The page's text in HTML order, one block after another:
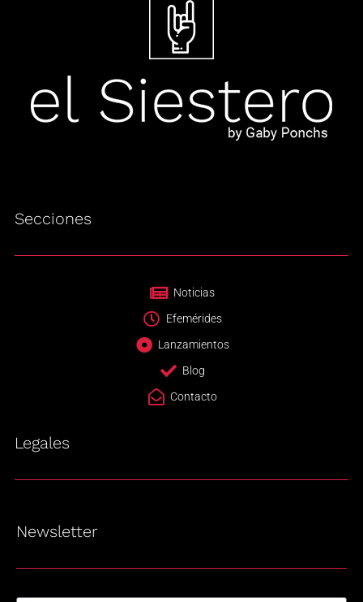
Secciones
Noticias
Efemérides
Lanzamientos
Blog
Contacto
Legales
Newsletter